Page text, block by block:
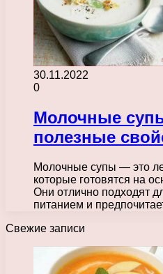
30.11.2022
0
Молочные
полезные
Молочные супы — это
которые готовятся на
Они отлично подходят
питанием и
Свежие записи